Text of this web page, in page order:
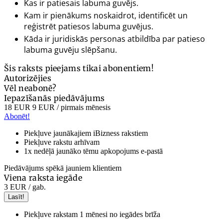
Kas ir patiesais labuma guvējs.
Kam ir pienākums noskaidrot, identificēt un
reģistrēt patiesos labuma guvējus.
Kāda ir juridiskās personas atbildība par patieso
labuma guvēju slēpšanu.
Šis raksts pieejams tikai abonentiem!
Autorizējies
Vēl neabonē?
Iepazīšanās piedāvājums
18 EUR 9 EUR / pirmais mēnesis
Abonēt!
Piekļuve jaunākajiem iBizness rakstiem
Piekļuve rakstu arhīvam
1x nedēļā jaunāko tēmu apkopojums e-pastā
Piedāvājums spēkā jauniem klientiem
Viena raksta iegāde
3 EUR / gab.
Lasīt!
Piekļuve rakstam 1 mēnesi no iegādes brīža